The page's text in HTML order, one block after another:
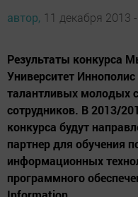
автор, 11 декабря 2013 -
Результаты конкурса
Университет
талантливых молодых
сотрудников. В 2013/
конкурса будут
партнер для обучения
информационных
программного